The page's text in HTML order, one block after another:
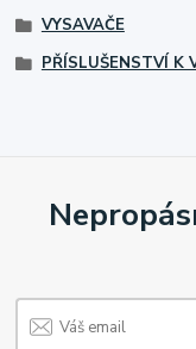
VYSAVAČE
PŘÍSLUŠENSTVÍ K